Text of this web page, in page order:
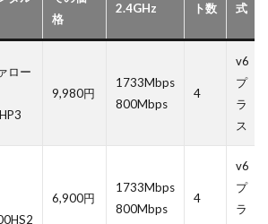
格
2.4GHz
ト数
式
ロー
9,980円
1733Mbps
800Mbps
4
v6
プ
ラ
ス
6,900円
1733Mbps
800Mbps
4
v6
プ
ラ